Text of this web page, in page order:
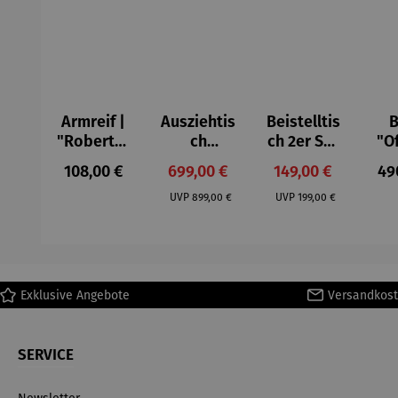
Armreif |
"Roberta"
– Anna
Mütz
Regulärer Preis:
108,00 €
Ausziehtis
ch
Aluminium
– Valor
Verkaufspreis:
699,00 €
UVP Regulärer Preis:
899,00 €
Beistelltis
ch 2er Set
– Dalias
Verkaufspreis:
149,00 €
UVP Regulärer Preis:
199,00 €
Exklusive Angebote
SERVICE